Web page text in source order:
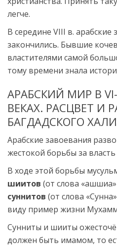
легче.
В середине VIII в.
закончились. Бывшие
властителями самой
тому времени знала
АРАБСКИЙ МИР В
ВЕКАХ. РАСЦВЕТ И
БАГДАДСКОГО
Арабские завоевания
жестокой борьбы за власть
В ходе этой борьбы
шиитов (от слова
суннитов (от слова
виду пример жизни
Сунниты и шииты
должен быть имамом, то